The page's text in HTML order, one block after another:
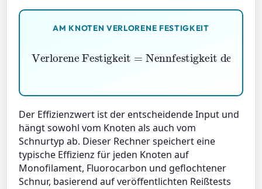
AM KNOTEN VERLORENE FESTIGKEIT
Der Effizienzwert ist der entscheidende Input und
hängt sowohl vom Knoten als auch vom
Schnurtyp ab. Dieser Rechner speichert eine
typische Effizienz für jeden Knoten auf
Monofilament, Fluorocarbon und geflochtener
Schnur, basierend auf veröffentlichten Reißtests